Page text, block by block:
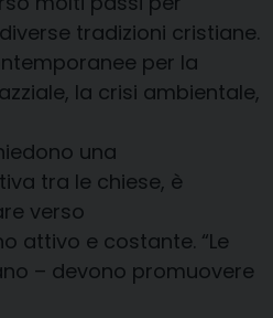
tradizioni cristiane.
per la
la crisi ambientale,
una
tra le chiese, è
verso
attivo e costante. “Le
– devono promuovere